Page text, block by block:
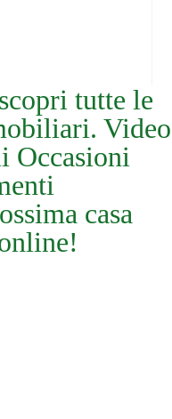
tutte le
Video
Occasioni
casa